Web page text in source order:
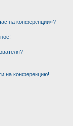
на конференции»?
на конференцию!